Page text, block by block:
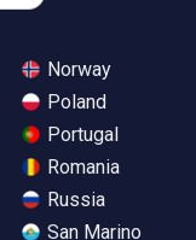
Norway
Poland
Portugal
Romania
Russia
San Marino